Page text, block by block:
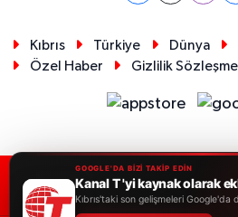
Kıbrıs Türkiye Dünya
Özel Haber
Gizlilik
RSS Copyright ©
GOOGLE'DA BİZİ TAKİP EDİN
Kanal T 'yi kaynak olarak
Kıbrıs'taki son gelişmeleri Google'da